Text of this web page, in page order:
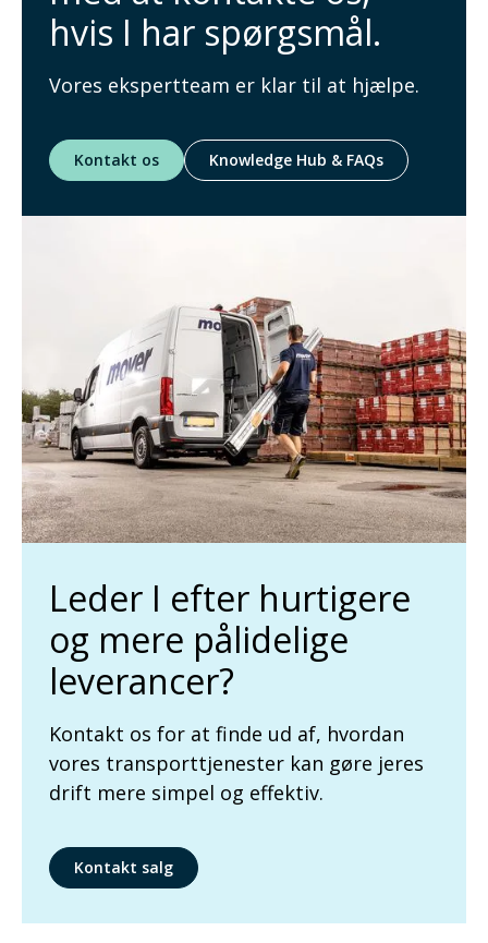
hvis I har spørgsmål.
Vores ekspertteam er klar til at hjælpe.
Kontakt os Knowledge Hub & FAQs
Leder I efter hurtigere
og mere pålidelige
leverancer?
Kontakt os for at finde ud af, hvordan
vores transporttjenester kan gøre jeres
drift mere simpel og effektiv.
Kontakt salg